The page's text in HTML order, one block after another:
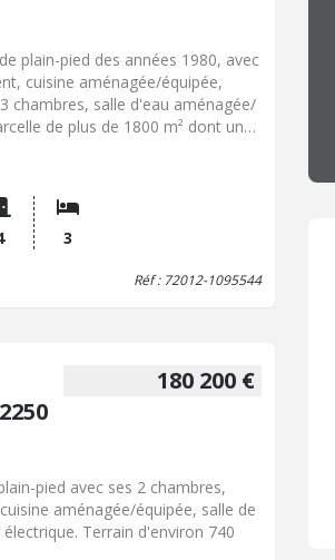
cuisine aménagée/équipée,
chambres, salle d'eau aménagée/
de plus de 1800 m² dont une
3
Réf : 72012-1095544
180 200 €
pied avec ses 2 chambres,
aménagée/équipée, salle de
Terrain d'environ 740